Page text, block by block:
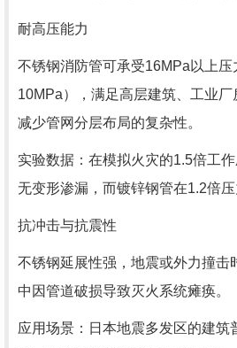
耐高压能力
不锈钢消防管可承受16MPa以上
10MPa），满足高层建筑、工业厂
减少管网分层布局的复杂性。
实验数据：在模拟火灾的1.5倍工
无变形渗漏，而镀锌钢管在1.2倍压
抗冲击与抗震性
不锈钢延展性强，地震或外力撞击
中因管道破损导致灭火系统瘫痪。
应用场景：日本地震多发区的建筑